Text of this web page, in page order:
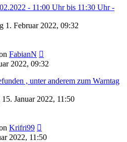
- 11:00 Uhr bis 11:30 Uhr -
1. Februar 2022, 09:32
FabianN
2022, 09:32
, unter anderem zum Warntag
15. Januar 2022, 11:50
Krifri99
2022, 11:50